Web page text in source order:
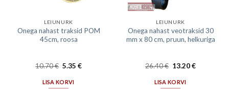
LEIUNURK
Onega nahast traksid POM
45cm, roosa
10.70€ 5.35€
LISA KORVI
LEIUNURK
Onega nahast veotraksid 30
mm x 80 cm, pruun, helkuriga
26.40€ 13.20€
LISA KORVI